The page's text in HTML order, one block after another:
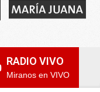
RADIO VIVO
Miranos en VIVO